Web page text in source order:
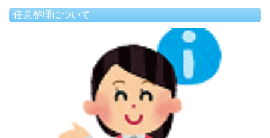
任意整理について